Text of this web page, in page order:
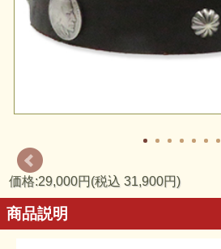
価格:29,000円(税込 31,900円)
商品説明